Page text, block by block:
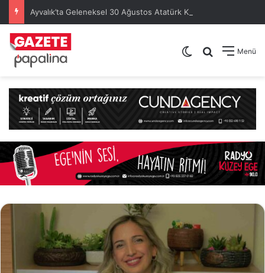
Menü
Arama yap
Dış görünümü